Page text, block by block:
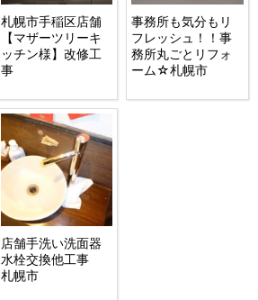
札幌市手稲区店舗
【マザーツリーキ
ッチン様】改修工
事
事務所も気分もリ
フレッシュ！！事
務所丸ごとリフォ
ーム☆札幌市
店舗手洗い洗面器
水栓交換他工事
札幌市